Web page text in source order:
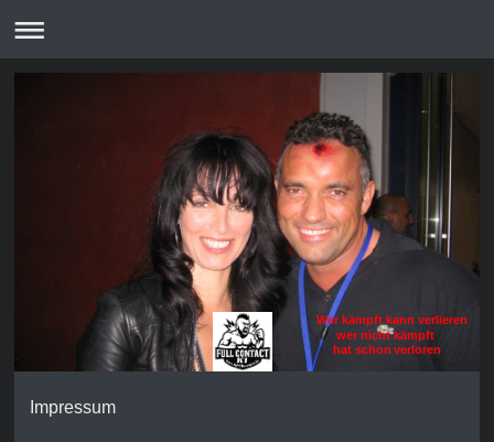
Wer kämpft kann verlieren
wer nicht kämpft
hat schon verloren
Impressum